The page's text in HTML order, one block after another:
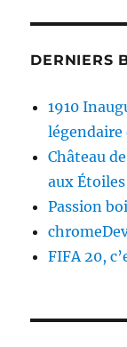
DERNIERS
1910
Château
aux Étoiles
Passion
FIFA 20,